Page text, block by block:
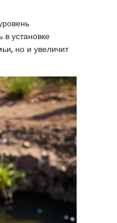
в установке
но и увеличит